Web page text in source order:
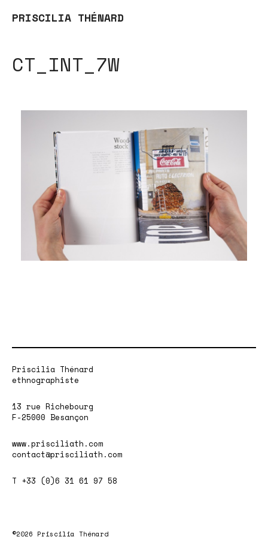
PRISCILIA THÉNARD
CT_INT_7W
Priscilia Thénard
ethnographiste
13 rue Richebourg
F-25000 Besançon
www.prisciliath.com
contact@prisciliath.com
T +33 (0)6 31 61 97 58
©2026 Priscilia Thénard